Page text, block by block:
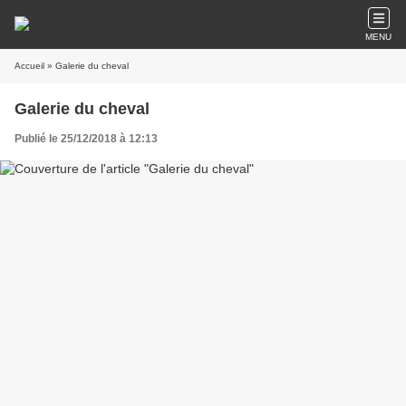
MENU
Accueil » Galerie du cheval
Galerie du cheval
Publié le 25/12/2018 à 12:13